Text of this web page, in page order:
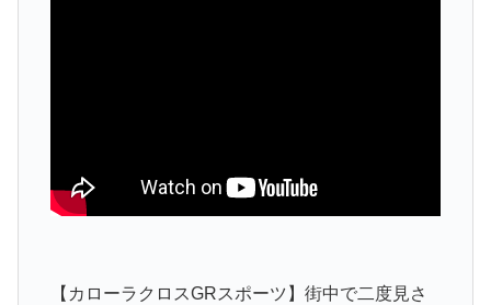
【カローラクロスGRスポーツ】街中で二度見さ